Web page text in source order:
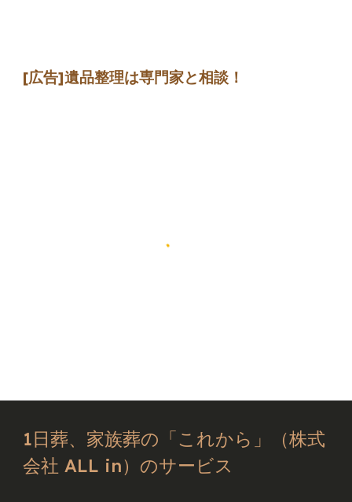
[広告]遺品整理は専門家と相談！
1日葬、家族葬の「これから」（株式
会社 ALL in）のサービス